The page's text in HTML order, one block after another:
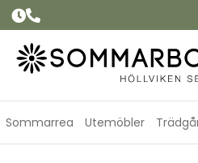
Sommarrea Utemöbler